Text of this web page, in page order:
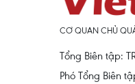
CƠ QUAN CHỦ
Tổng Biên tập:
Phó Tổng Biên